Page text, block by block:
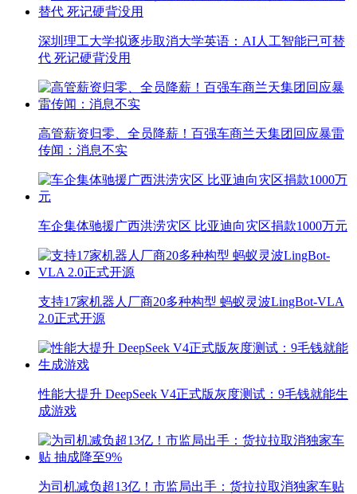
深圳理工大学拟逐步取消大学英语：AI人工智能已可替
代 死记硬背没用
高管薪资归零、全员降薪！百强车商兰天集团回应暴雷
传闻：消息不实
车企集体驰援广西洪涝灾区 比亚迪向灾区捐款1000万元
支持17家机器人厂商20多种构型 蚂蚁灵波LingBot-VLA
2.0正式开源
性能大提升 DeepSeek V4正式版灰度测试：9毛钱就能生
成游戏
为司机减负超13亿！市监局出手：货拉拉取消独家车贴